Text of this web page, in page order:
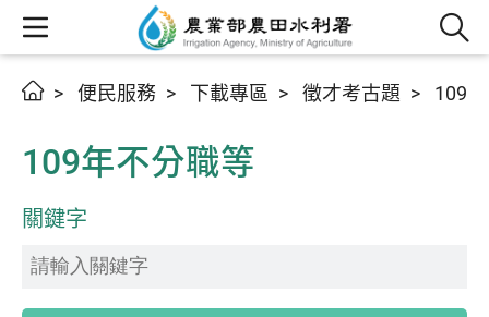
便民服務 下載專區 徵才考古題 109
109年不分職等
關鍵字